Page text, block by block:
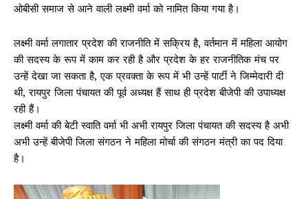
ओबीसी समाज से आने वाली लक्ष्मी वर्मा को नामित किया गया है।
लक्ष्मी वर्मा लगातार प्रदेश की राजनीति में सक्रिय है, वर्तमान में महिला आयोग
की सदस्य के रूप में काम कर रही है और प्रदेश के हर राजनीतिक मंच पर
उन्हें देखा जा सकता है, एक प्रवक्ता के रूप में भी उन्हें पार्टी ने जिम्मेदारी दी
थी, रायपुर जिला पंचायत की पूर्व अध्यक्ष हैं साथ ही प्रदेश बीजेपी की उपाध्यक्ष
रही हैं।
लक्ष्मी वर्मा की बेटी स्वाति वर्मा भी अभी रायपुर जिला पंचायत की सदस्य है अभी
अभी उन्हें बीजेपी जिला संगठन ने महिला मोर्चा की संगठन मंत्री का पद दिया
है।